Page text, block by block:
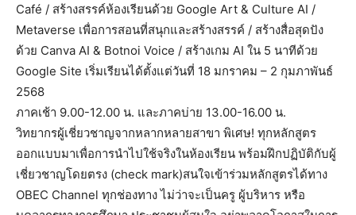
Café / สร้างสรรค์ห้องเรียนด้วย Google Art & Culture AI /
Metaverse เพื่อการสอนที่สนุกและสร้างสรรค์ / สร้างสื่อสุดปัง
ด้วย Canva AI & Botnoi Voice / สร้างเกม AI ใน 5 นาทีด้วย
Google Site เริ่มเรียนได้ตั้งแต่วันที่ 18 มกราคม – 2 กุมภาพันธ์
2568
ภาคเช้า 9.00-12.00 น. และภาคบ่าย 13.00-16.00 น.
วิทยากรผู้เชี่ยวชาญจากหลากหลายสาขา พิเศษ! ทุกหลักสูตร
ออกแบบมาเพื่อการนำไปใช้จริงในห้องเรียน พร้อมฝึกปฏิบัติกับผู้
เชี่ยวชาญโดยตรง (check mark)สนใจเข้าร่วมหลักสูตรได้ทาง
OBEC Channel ทุกช่องทาง ไม่ว่าจะเป็นครู ผู้บริหาร หรือ